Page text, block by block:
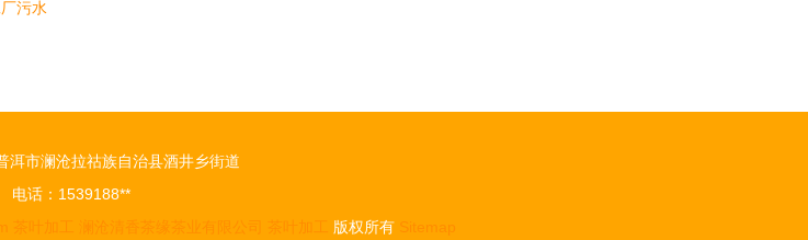
污水
洱市澜沧拉祜族自治县酒井乡街道
电话：1539188**
茶叶加工 澜沧清香茶缘茶业有限公司 茶叶加工 版权所有 Sitemap